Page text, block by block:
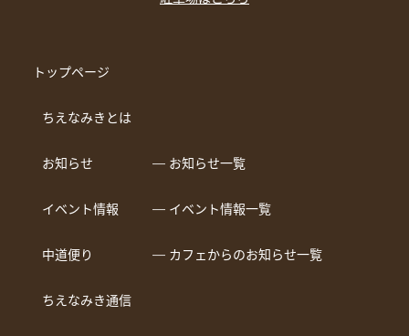
トップページ
ちえなみきとは
お知らせ ― お知らせ一覧
イベント情報 ― イベント情報一覧
中道便り ― カフェからのお知らせ一覧
ちえなみき通信